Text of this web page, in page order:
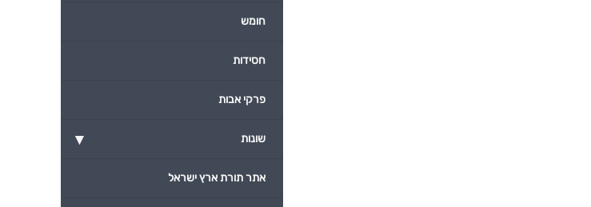
חומש
חסידות
פרקי אבות
▾ שונות
אתר תורת ארץ ישראל